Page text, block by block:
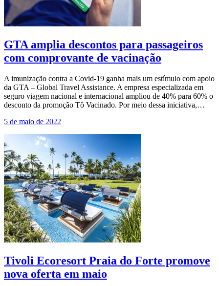
GTA amplia descontos para passageiros
com comprovante de vacinação
A imunização contra a Covid-19 ganha mais um estímulo com apoio
da GTA – Global Travel Assistance. A empresa especializada em
seguro viagem nacional e internacional ampliou de 40% para 60% o
desconto da promoção Tô Vacinado. Por meio dessa iniciativa,…
5 de maio de 2022
Tivoli Ecoresort Praia do Forte promove
nova oferta em maio